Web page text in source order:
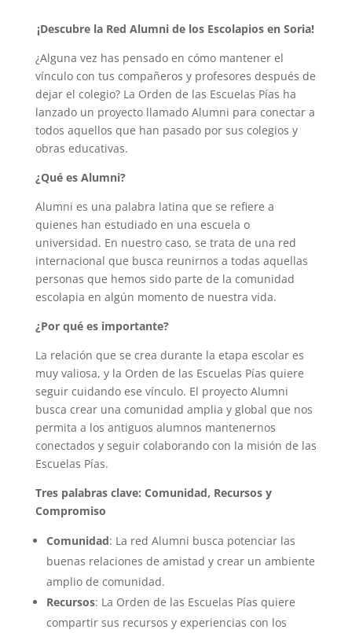
¡Descubre la Red Alumni de los Escolapios en Soria!
¿Alguna vez has pensado en cómo mantener el
vínculo con tus compañeros y profesores después de
dejar el colegio? La Orden de las Escuelas Pías ha
lanzado un proyecto llamado Alumni para conectar a
todos aquellos que han pasado por sus colegios y
obras educativas.
¿Qué es Alumni?
Alumni es una palabra latina que se refiere a
quienes han estudiado en una escuela o
universidad. En nuestro caso, se trata de una red
internacional que busca reunirnos a todas aquellas
personas que hemos sido parte de la comunidad
escolapia en algún momento de nuestra vida.
¿Por qué es importante?
La relación que se crea durante la etapa escolar es
muy valiosa, y la Orden de las Escuelas Pías quiere
seguir cuidando ese vínculo. El proyecto Alumni
busca crear una comunidad amplia y global que nos
permita a los antiguos alumnos mantenernos
conectados y seguir colaborando con la misión de las
Escuelas Pías.
Tres palabras clave: Comunidad, Recursos y
Compromiso
Comunidad: La red Alumni busca potenciar las
buenas relaciones de amistad y crear un ambiente
amplio de comunidad.
Recursos: La Orden de las Escuelas Pías quiere
compartir sus recursos y experiencias con los